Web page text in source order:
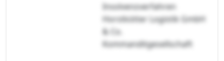
Insolvenzverfahren
Horstkötter Logistik GmbH
& Co.
Kommanditgesellschaft